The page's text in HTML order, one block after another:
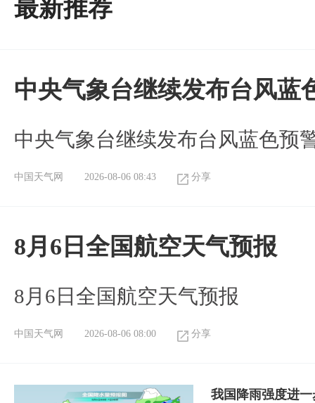
最新推荐
中央气象台继续发布台风蓝
中央气象台继续发布台风蓝色预
中国天气网 2026-08-06 08:43 分享
8月6日全国航空天气预报
8月6日全国航空天气预报
中国天气网 2026-08-06 08:00 分享
我国降雨强度进